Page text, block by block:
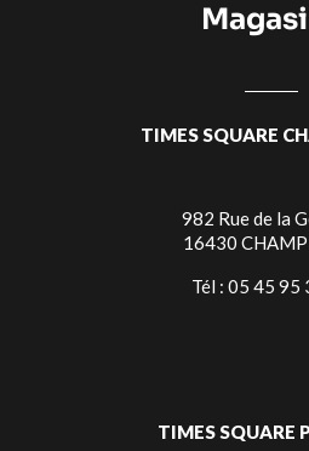
TIMES SQUARE
982 Rue de la
16430
Tél : 05 45 95
TIMES SQUARE